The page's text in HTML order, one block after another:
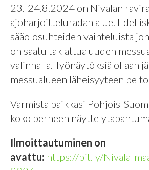
23.-24.8.2024 on Nivalan
ajoharjoitteluradan alue.
sääolosuhteiden vaihteluista
on saatu taklattua uuden
valinnalla. Työnäytöksiä ollaan
messualueen läheisyyteen
Varmista paikkasi Pohjois-
koko perheen
Ilmoittautuminen on
avattu: https://bit.ly/Nivala-